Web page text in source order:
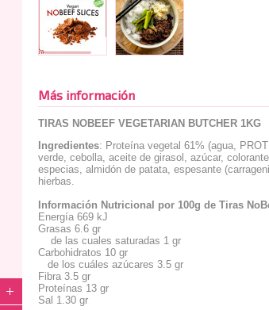
Más información
TIRAS NOBEEF VEGETARIAN BUTCHER 1KG
Ingredientes: Proteína vegetal 61% (agua,
verde, cebolla, aceite de girasol, azúcar,
especias, almidón de patata, espesante
hierbas.
Información Nutricional por 100g de Tiras
Energía 669 kJ
Grasas 6.6 gr
de las cuales saturadas 1 gr
Carbohidratos 10 gr
de los cuáles azúcares 3.5 gr
Fibra 3.5 gr
Proteínas 13 gr
Sal 1.30 gr